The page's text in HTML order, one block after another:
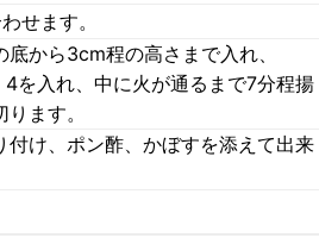
せます。
から3cm程の高さまで入れ、
を入れ、中に火が通るまで7分程揚
ます。
付け、ポン酢、かぼすを添えて出来